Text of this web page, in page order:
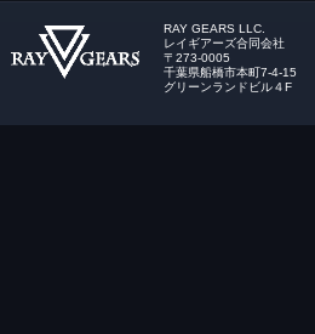
RAY GEARS LLC.
レイギアーズ合同会社
〒273-0005
千葉県船橋市本町7-4-15
グリーンランドビル４F